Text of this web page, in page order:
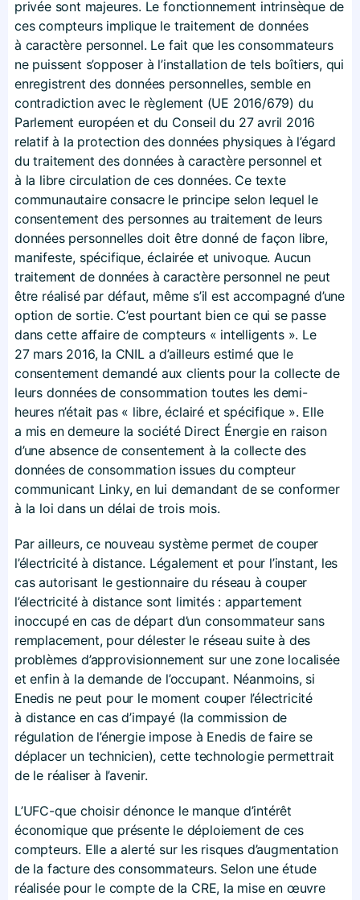
privée sont majeures. Le fonctionnement intrinsèque de
ces compteurs implique le traitement de données
à caractère personnel. Le fait que les consommateurs
ne puissent s’opposer à l’installation de tels boîtiers, qui
enregistrent des données personnelles, semble en
contradiction avec le règlement (UE 2016/679) du
Parlement européen et du Conseil du 27 avril 2016
relatif à la protection des données physiques à l’égard
du traitement des données à caractère personnel et
à la libre circulation de ces données. Ce texte
communautaire consacre le principe selon lequel le
consentement des personnes au traitement de leurs
données personnelles doit être donné de façon libre,
manifeste, spécifique, éclairée et univoque. Aucun
traitement de données à caractère personnel ne peut
être réalisé par défaut, même s’il est accompagné d’une
option de sortie. C’est pourtant bien ce qui se passe
dans cette affaire de compteurs « intelligents ». Le
27 mars 2016, la CNIL a d’ailleurs estimé que le
consentement demandé aux clients pour la collecte de
leurs données de consommation toutes les demi-
heures n’était pas « libre, éclairé et spécifique ». Elle
a mis en demeure la société Direct Énergie en raison
d’une absence de consentement à la collecte des
données de consommation issues du compteur
communicant Linky, en lui demandant de se conformer
à la loi dans un délai de trois mois.
Par ailleurs, ce nouveau système permet de couper
l’électricité à distance. Légalement et pour l’instant, les
cas autorisant le gestionnaire du réseau à couper
l’électricité à distance sont limités : appartement
inoccupé en cas de départ d’un consommateur sans
remplacement, pour délester le réseau suite à des
problèmes d’approvisionnement sur une zone localisée
et enfin à la demande de l’occupant. Néanmoins, si
Enedis ne peut pour le moment couper l’électricité
à distance en cas d’impayé (la commission de
régulation de l’énergie impose à Enedis de faire se
déplacer un technicien), cette technologie permettrait
de le réaliser à l’avenir.
L’UFC-que choisir dénonce le manque d’intérêt
économique que présente le déploiement de ces
compteurs. Elle a alerté sur les risques d’augmentation
de la facture des consommateurs. Selon une étude
réalisée pour le compte de la CRE, la mise en œuvre